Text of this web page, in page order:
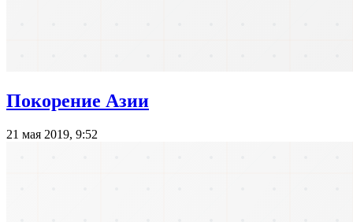
Покорение Азии
21 мая 2019, 9:52